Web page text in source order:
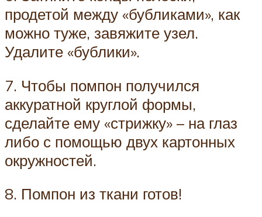
продетой между «бубликами», как
можно туже, завяжите узел.
Удалите «бублики».
7. Чтобы помпон получился
аккуратной круглой формы,
сделайте ему «стрижку» – на глаз
либо с помощью двух картонных
окружностей.
8. Помпон из ткани готов!